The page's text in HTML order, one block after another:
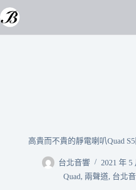
高貴而不貴的靜電喇叭Quad
台北音響
2021 年 5
Quad, 兩聲道, 台北